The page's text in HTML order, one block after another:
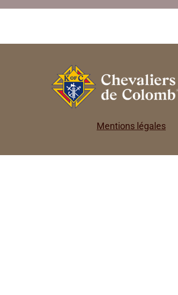
Mentions légales